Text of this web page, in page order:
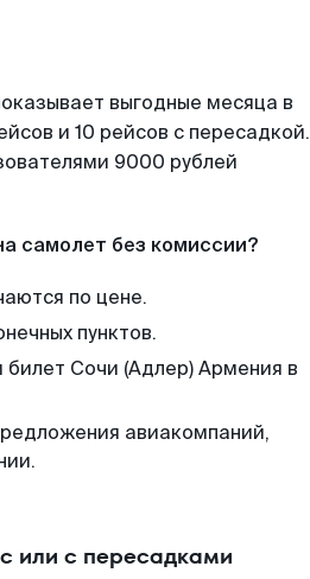
выгодные месяца в
и 10 рейсов с пересадкой.
9000 рублей
самолет без комиссии?
по цене.
пунктов.
билет Сочи (Адлер) Армения в
авиакомпаний,
или с пересадками